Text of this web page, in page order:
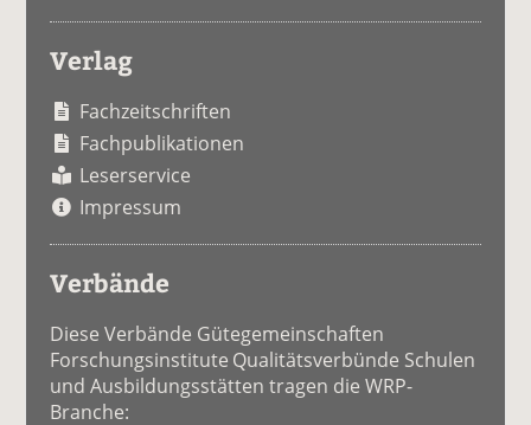
Verlag
Fachzeitschriften
Fachpublikationen
Leserservice
Impressum
Verbände
Diese Verbände Gütegemeinschaften
Forschungsinstitute Qualitätsverbünde Schulen
und Ausbildungsstätten tragen die WRP-
Branche: